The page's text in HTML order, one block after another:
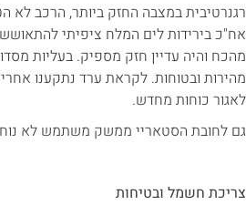
רגנרטיבית במצבה החזק ביותר, הרכב לא
אח"כ בירידות לים המלח ציפיתי
מהכח והיה עדיין חזק מספיק. בעליות
מהירות ובטוחות. לקראת ערד נתקענו
לאגור כוחות מחדש.
גם לחובת הסטאריי ממשק משתמש לא
צריכת חשמל ובטיחות